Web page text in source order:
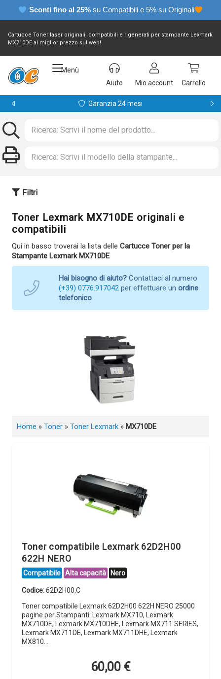
Sconti fino al 25% su Compatibili e 5% su Originali
Cartucce Toner laser originali, compatibili e rigenerati per stampante Lexmark
MX710DE al miglior prezzo sul web!
Menù
Aiuto
Mio account Carrello
Garanzia 24 mesi
Filtri
Toner Lexmark MX710DE originali e
compatibili
Qui in basso troverai la lista delle Cartucce Toner per la
Stampante Lexmark MX710DE
Hai bisogno di aiuto? Contattaci al numero
(+39) 0776.917042 per effettuare un ordine
telefonico
Home » Toner » Toner Lexmark » MX710DE
Toner compatibile Lexmark 62D2H00
622H NERO
Compatibile Alta capacità Nero
Codice:62D2H00.C
Toner compatibile Lexmark 62D2H00 622H NERO 25000
pagine per Stampanti: Lexmark MX710, Lexmark
MX710DE, Lexmark MX710DHE, Lexmark MX711 SERIES,
Lexmark MX711DE, Lexmark MX711DHE, Lexmark
MX810…
60,00 €